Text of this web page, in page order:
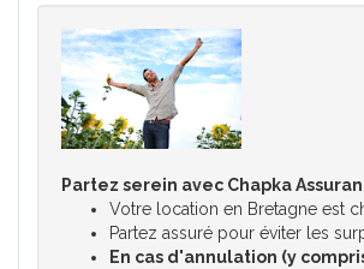
Partez serein avec Chapka
Votre location en Bretagne est
Partez assuré pour éviter les
En cas d'annulation (y